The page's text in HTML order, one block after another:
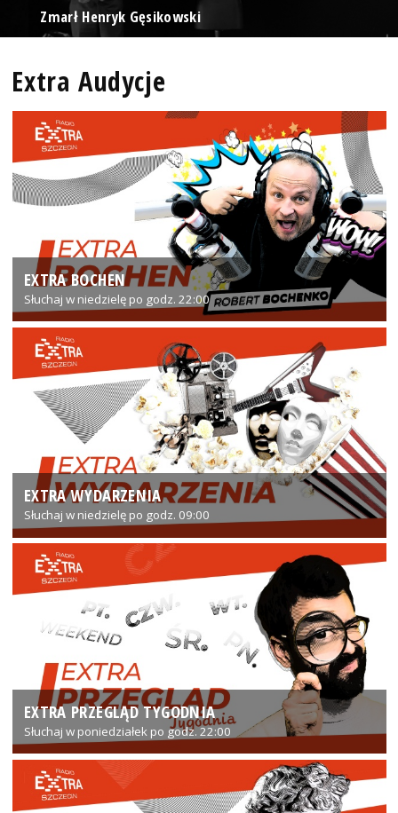
Zmarł Henryk Gęsikowski
Extra Audycje
EXTRA BOCHEN
Słuchaj w niedzielę po godz. 22:00
EXTRA WYDARZENIA
Słuchaj w niedzielę po godz. 09:00
EXTRA PRZEGLĄD TYGODNIA
Słuchaj w poniedziałek po godz. 22:00